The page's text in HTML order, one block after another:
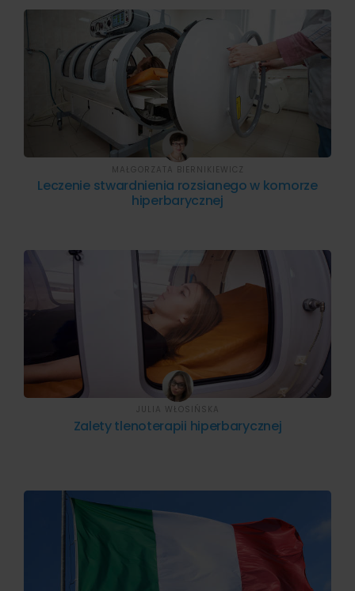
Leczenie stwardnienia rozsianego w komorze
hiperbarycznej
MAŁGORZATA BIERNIKIEWICZ
Zalety tlenoterapii hiperbarycznej
JULIA WŁOSIŃSKA